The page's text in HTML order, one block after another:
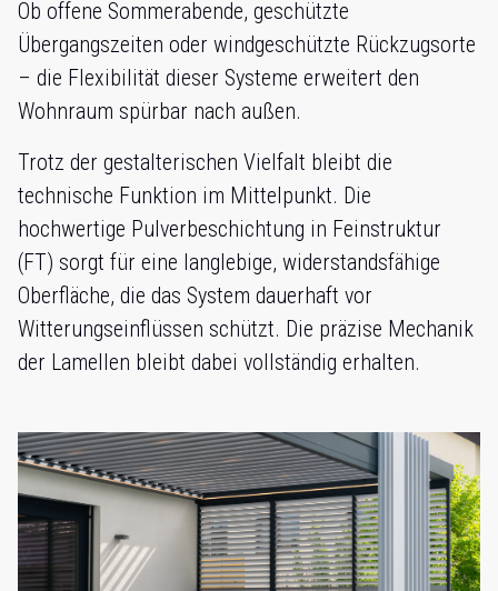
Ob offene Sommerabende, geschützte
Übergangszeiten oder windgeschützte Rückzugsorte
– die Flexibilität dieser Systeme erweitert den
Wohnraum spürbar nach außen.
Trotz der gestalterischen Vielfalt bleibt die
technische Funktion im Mittelpunkt. Die
hochwertige Pulverbeschichtung in Feinstruktur
(FT) sorgt für eine langlebige, widerstandsfähige
Oberfläche, die das System dauerhaft vor
Witterungseinflüssen schützt. Die präzise Mechanik
der Lamellen bleibt dabei vollständig erhalten.